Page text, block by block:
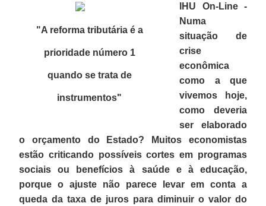
"A reforma tributária é a
prioridade número 1
quando se trata de
instrumentos"
IHU On-Line -
Numa
situação de
crise
econômica
como a que
vivemos hoje,
como deveria
ser elaborado
o orçamento do Estado? Muitos economistas
estão criticando possíveis cortes em programas
sociais ou benefícios à saúde e à educação,
porque o ajuste não parece levar em conta a
queda da taxa de juros para diminuir o valor do